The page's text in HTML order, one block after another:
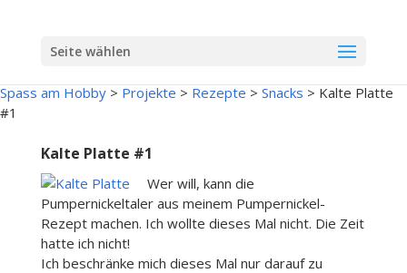
Seite wählen
Spass am Hobby > Projekte > Rezepte > Snacks > Kalte Platte
#1
Kalte Platte #1
Wer will, kann die
Pumpernickeltaler aus meinem Pumpernickel-
Rezept machen. Ich wollte dieses Mal nicht. Die Zeit
hatte ich nicht!
Ich beschränke mich dieses Mal nur darauf zu